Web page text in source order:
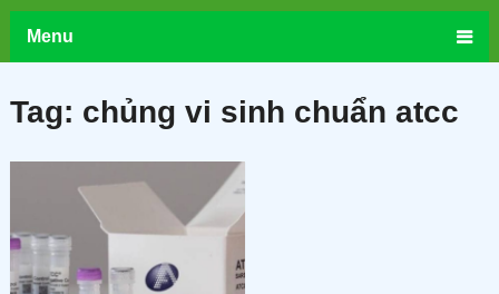
Menu
Tag: chủng vi sinh chuẩn atcc